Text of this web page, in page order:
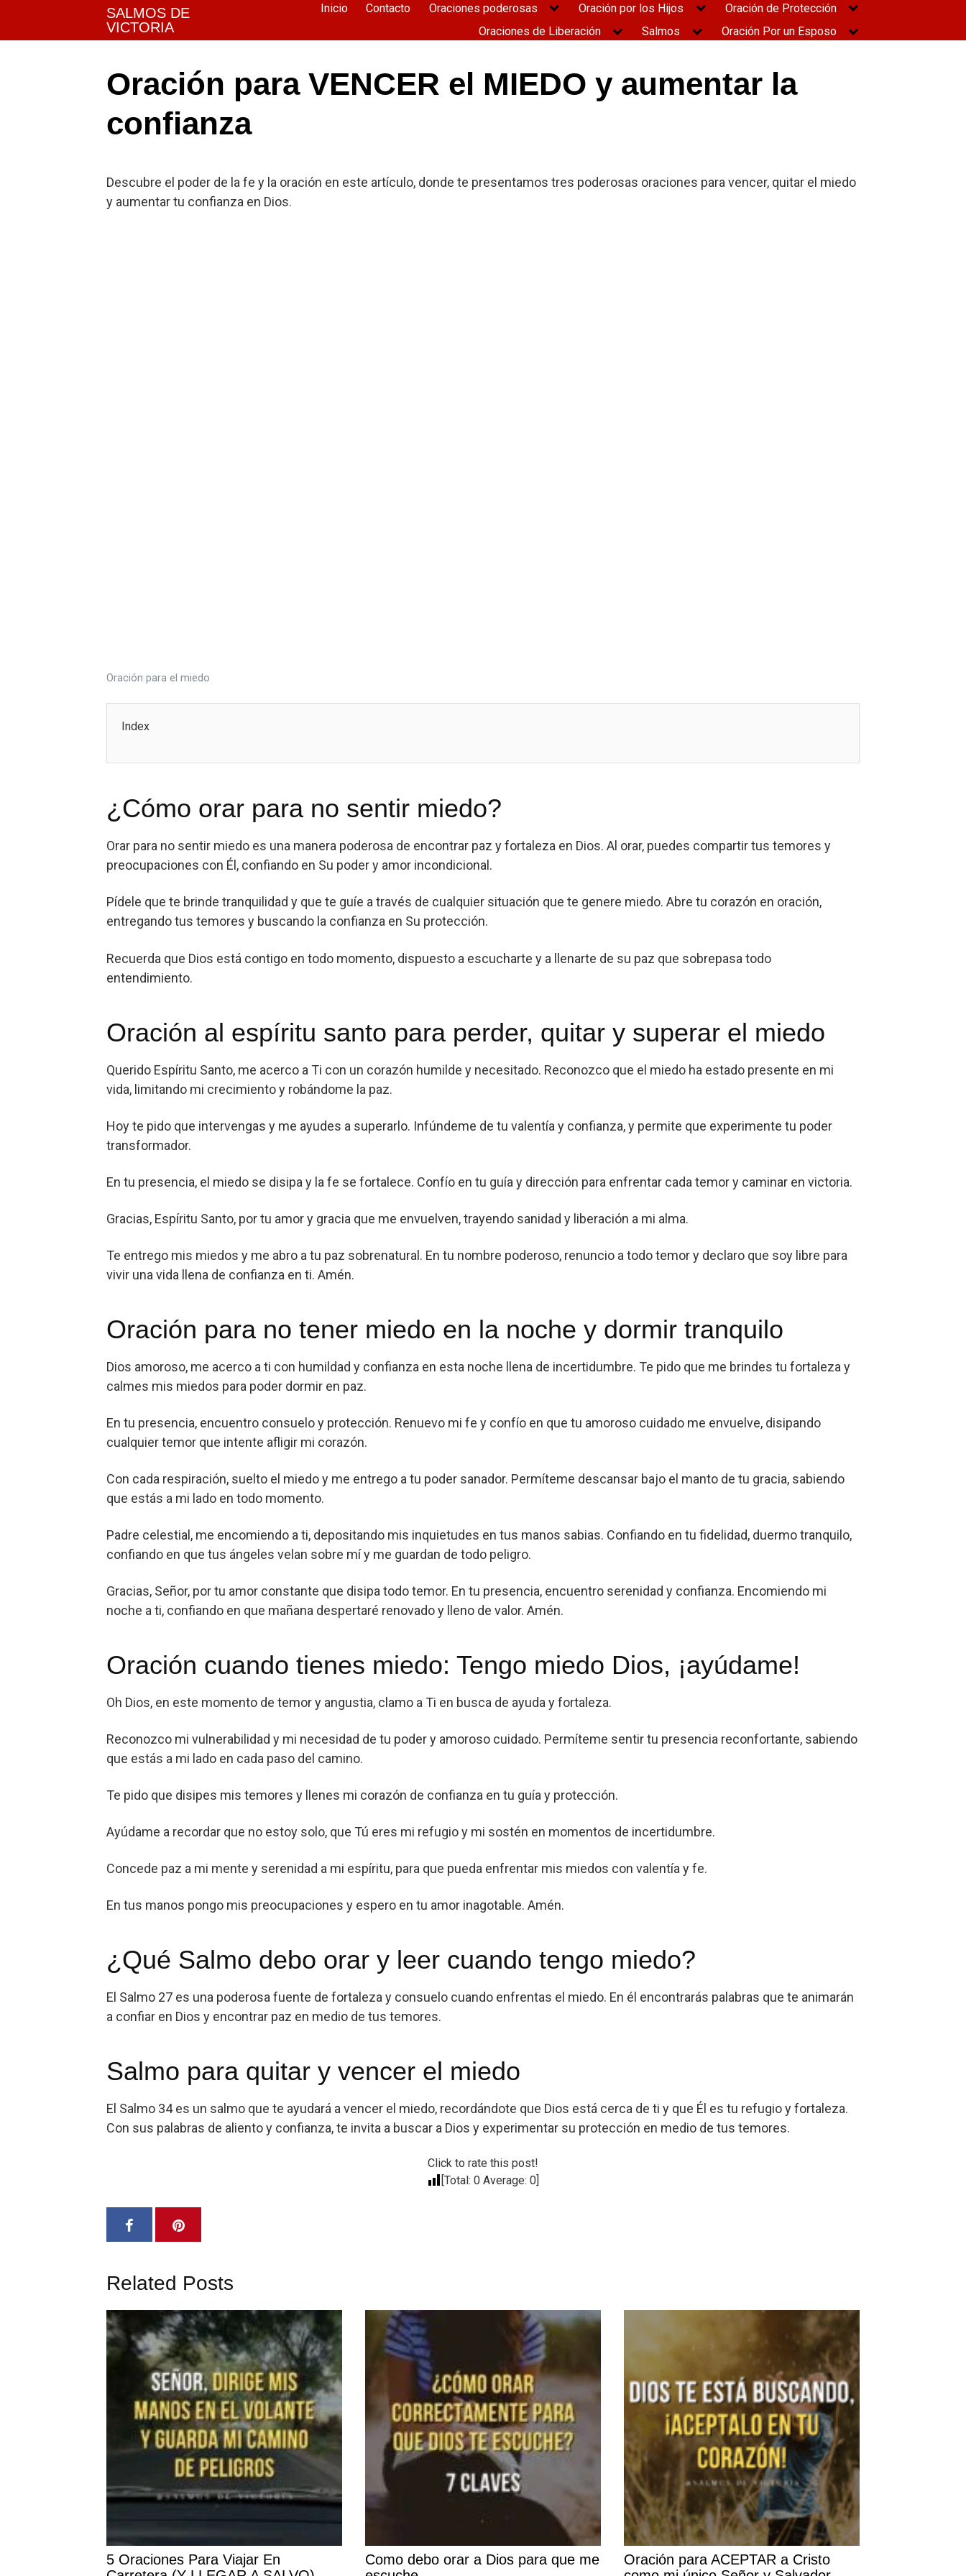
content
SALMOS DE
VICTORIA
Inicio Contacto Oraciones poderosas Oración por los Hijos
Oración de Protección
Oraciones de Liberación
Salmos Oración Por un Esposo
Oración para VENCER el MIEDO y aumentar la
confianza
Descubre el poder de la fe y la oración en este artículo, donde te presentamos tres poderosas oraciones para vencer, quitar el miedo
y aumentar tu confianza en Dios.
Oración para el miedo
Index
¿Cómo orar para no sentir miedo?
Orar para no sentir miedo es una manera poderosa de encontrar paz y fortaleza en Dios. Al orar, puedes compartir tus temores y
preocupaciones con Él, confiando en Su poder y amor incondicional.
Pídele que te brinde tranquilidad y que te guíe a través de cualquier situación que te genere miedo. Abre tu corazón en oración,
entregando tus temores y buscando la confianza en Su protección.
Recuerda que Dios está contigo en todo momento, dispuesto a escucharte y a llenarte de su paz que sobrepasa todo
entendimiento.
Oración al espíritu santo para perder, quitar y superar el miedo
Querido Espíritu Santo, me acerco a Ti con un corazón humilde y necesitado. Reconozco que el miedo ha estado presente en mi
vida, limitando mi crecimiento y robándome la paz.
Hoy te pido que intervengas y me ayudes a superarlo. Infúndeme de tu valentía y confianza, y permite que experimente tu poder
transformador.
En tu presencia, el miedo se disipa y la fe se fortalece. Confío en tu guía y dirección para enfrentar cada temor y caminar en victoria.
Gracias, Espíritu Santo, por tu amor y gracia que me envuelven, trayendo sanidad y liberación a mi alma.
Te entrego mis miedos y me abro a tu paz sobrenatural. En tu nombre poderoso, renuncio a todo temor y declaro que soy libre para
vivir una vida llena de confianza en ti. Amén.
Oración para no tener miedo en la noche y dormir tranquilo
Dios amoroso, me acerco a ti con humildad y confianza en esta noche llena de incertidumbre. Te pido que me brindes tu fortaleza y
calmes mis miedos para poder dormir en paz.
En tu presencia, encuentro consuelo y protección. Renuevo mi fe y confío en que tu amoroso cuidado me envuelve, disipando
cualquier temor que intente afligir mi corazón.
Con cada respiración, suelto el miedo y me entrego a tu poder sanador. Permíteme descansar bajo el manto de tu gracia, sabiendo
que estás a mi lado en todo momento.
Padre celestial, me encomiendo a ti, depositando mis inquietudes en tus manos sabias. Confiando en tu fidelidad, duermo tranquilo,
confiando en que tus ángeles velan sobre mí y me guardan de todo peligro.
Gracias, Señor, por tu amor constante que disipa todo temor. En tu presencia, encuentro serenidad y confianza. Encomiendo mi
noche a ti, confiando en que mañana despertaré renovado y lleno de valor. Amén.
Oración cuando tienes miedo: Tengo miedo Dios, ¡ayúdame!
Oh Dios, en este momento de temor y angustia, clamo a Ti en busca de ayuda y fortaleza.
Reconozco mi vulnerabilidad y mi necesidad de tu poder y amoroso cuidado. Permíteme sentir tu presencia reconfortante, sabiendo
que estás a mi lado en cada paso del camino.
Te pido que disipes mis temores y llenes mi corazón de confianza en tu guía y protección.
Ayúdame a recordar que no estoy solo, que Tú eres mi refugio y mi sostén en momentos de incertidumbre.
Concede paz a mi mente y serenidad a mi espíritu, para que pueda enfrentar mis miedos con valentía y fe.
En tus manos pongo mis preocupaciones y espero en tu amor inagotable. Amén.
¿Qué Salmo debo orar y leer cuando tengo miedo?
El Salmo 27 es una poderosa fuente de fortaleza y consuelo cuando enfrentas el miedo. En él encontrarás palabras que te animarán
a confiar en Dios y encontrar paz en medio de tus temores.
Salmo para quitar y vencer el miedo
El Salmo 34 es un salmo que te ayudará a vencer el miedo, recordándote que Dios está cerca de ti y que Él es tu refugio y fortaleza.
Con sus palabras de aliento y confianza, te invita a buscar a Dios y experimentar su protección en medio de tus temores.
Click to rate this post!
[Total: 0 Average: 0
Related Posts
5 Oraciones Para Viajar En
Como debo orar a Dios para que me
Oración para ACEPTAR a Cristo